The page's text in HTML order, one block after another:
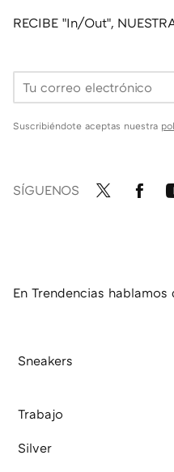
RECIBE "In/Out",
Suscribiéndote aceptas nuestra
SÍGUENOS
En Trendencias hablamos
Sneakers
Trabajo
Silver